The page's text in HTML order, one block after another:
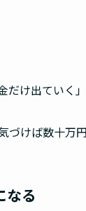
だけ出ていく
づけば数十万
る